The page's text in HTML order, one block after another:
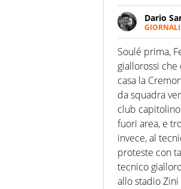
Dario
Scrive,
modo di
Soulé prima,
giallorossi
casa la
da squadra
club capitolino
fuori area, e
invece, al
proteste con
tecnico
allo stadio